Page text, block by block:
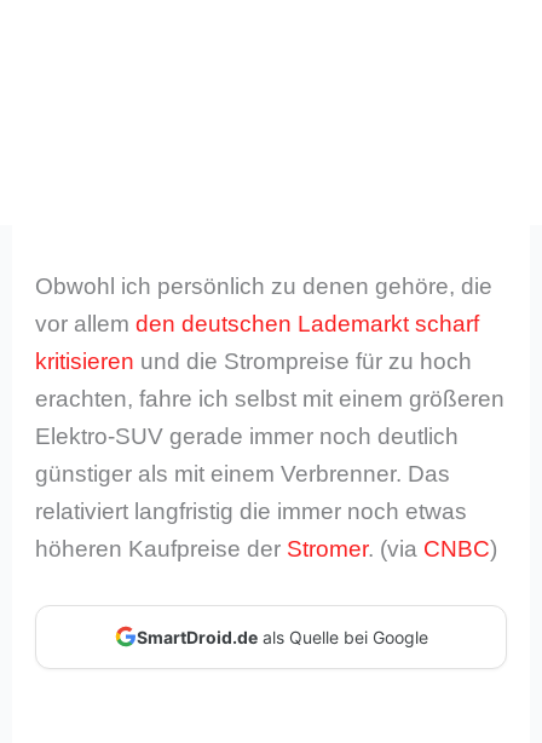
Obwohl ich persönlich zu denen gehöre, die
vor allemden deutschen Lademarkt scharf
kritisieren und die Strompreise für zu hoch
erachten, fahre ich selbst mit einem größeren
Elektro-SUV gerade immer noch deutlich
günstiger als mit einem Verbrenner. Das
relativiert langfristig die immer noch etwas
höheren Kaufpreise der Stromer. (via CNBC)
SmartDroid.deals Quelle bei Google